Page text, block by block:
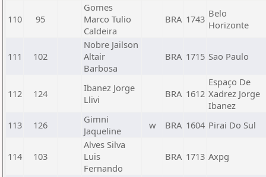
110 95
Gomes
Marco Tulio
Caldeira
BRA 1743 Belo
Horizonte
111 102
Nobre Jailson
Altair
Barbosa
BRA 1715 Sao Paulo
112 124
Ibanez Jorge
Llivi
BRA 1612
Espaço De
Xadrez Jorge
Ibanez
113
126
Gimni
Jaqueline
w BRA 1604 Pirai Do Sul
114 103
Alves Silva
Luis
Fernando
BRA 1713 Axpg